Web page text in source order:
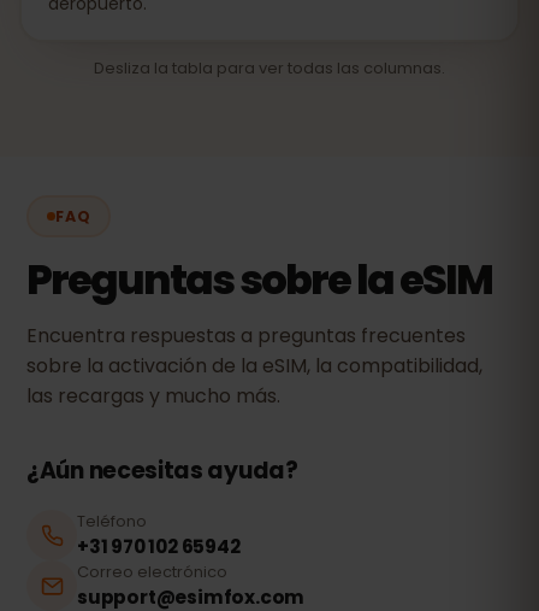
Desliza la tabla para ver todas las columnas.
FAQ
Preguntas sobre la eSIM
Encuentra respuestas a preguntas frecuentes
sobre la activación de la eSIM, la compatibilidad,
las recargas y mucho más.
¿Aún necesitas ayuda?
Teléfono
+31 970 102 65942
Correo electrónico
support@esimfox.com